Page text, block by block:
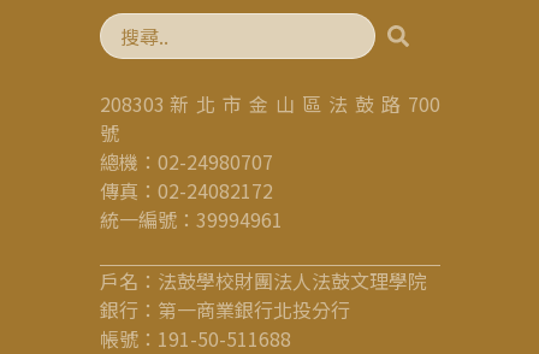
208303 新 北 市 金 山 區 法 鼓 路 700
號
總機：02-24980707
傳真：02-24082172
統一編號：39994961
戶名：法鼓學校財團法人法鼓文理學院
銀行：第一商業銀行北投分行
帳號：191-50-511688